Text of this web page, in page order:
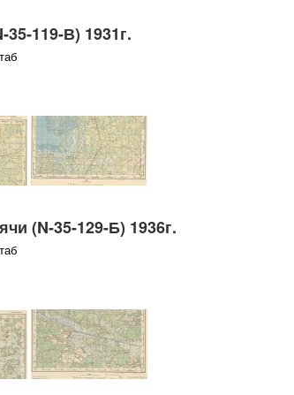
119-В) 1931г.
(N-35-129-Б) 1936г.